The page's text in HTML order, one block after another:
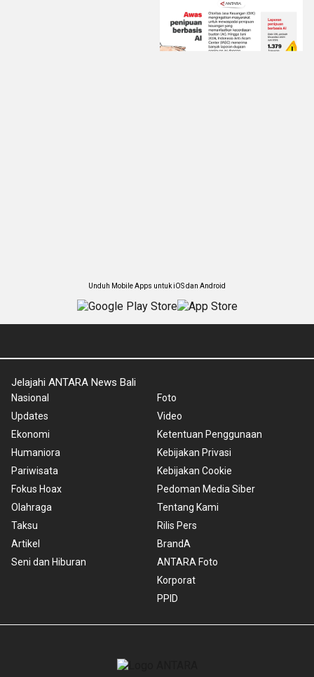
Unduh Mobile Apps untuk iOS dan Android
Jelajahi ANTARA News Bali
Nasional
Updates
Ekonomi
Humaniora
Pariwisata
Fokus Hoax
Olahraga
Taksu
Artikel
Seni dan Hiburan
Foto
Video
Ketentuan Penggunaan
Kebijakan Privasi
Kebijakan Cookie
Pedoman Media Siber
Tentang Kami
Rilis Pers
BrandA
ANTARA Foto
Korporat
PPID